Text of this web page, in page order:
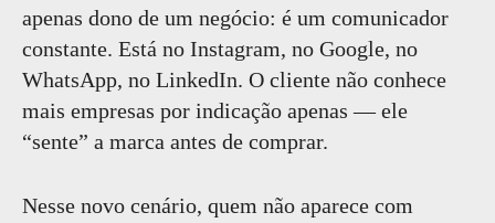
apenas dono de um negócio: é um comunicador
constante. Está no Instagram, no Google, no
WhatsApp, no LinkedIn. O cliente não conhece
mais empresas por indicação apenas — ele
“sente” a marca antes de comprar.
Nesse novo cenário, quem não aparece com